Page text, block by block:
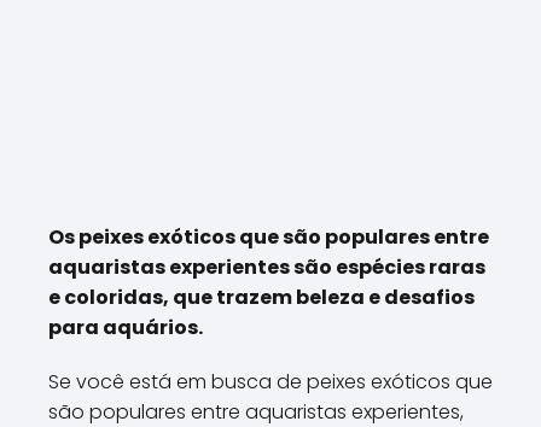
Os peixes exóticos que são populares entre
aquaristas experientes são espécies raras
e coloridas, que trazem beleza e desafios
para aquários.
Se você está em busca de peixes exóticos que
são populares entre aquaristas experientes,